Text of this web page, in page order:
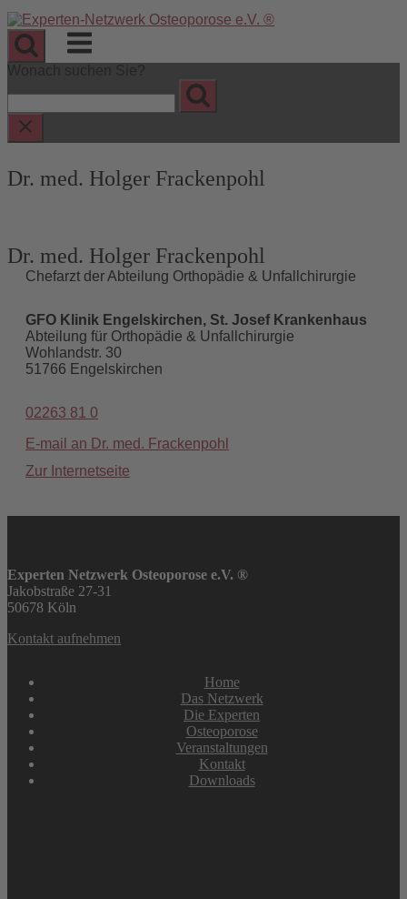
Skip
to
content
Menu
Dr. med. Holger Frackenpohl
Dr. med. Holger Frackenpohl
Chefarzt der Abteilung Orthopädie & Unfallchirurgie
GFO Klinik Engelskirchen, St. Josef Krankenhaus
Abteilung für Orthopädie & Unfallchirurgie
Wohlandstr. 30
51766 Engelskirchen
02263 81 0
E-mail an Dr. med. Frackenpohl
Zur Internetseite
Experten Netzwerk Osteoporose e.V. ®
Jakobstraße 27-31
50678 Köln
Kontakt aufnehmen
Home
Das Netzwerk
Die Experten
Osteoporose
Veranstaltungen
Kontakt
Downloads